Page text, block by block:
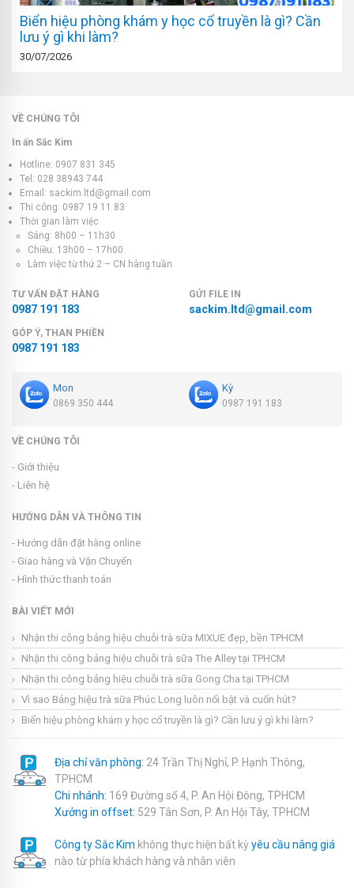
Biển hiệu phòng khám y học cổ truyền là gì? Cần
lưu ý gì khi làm?
30/07/2026
VỀ CHÚNG TÔI
In ấn Sắc Kim
Hotline: 0907 831 345
Tel: 028 38943 744
Email: sackim.ltd@gmail.com
Thi công: 0987 19 11 83
Thời gian làm việc
Sáng: 8h00 – 11h30
Chiều: 13h00 – 17h00
Làm việc từ thứ 2 – CN hàng tuần
TƯ VẤN ĐẶT HÀNG
0987 191 183
GỬI FILE IN
sackim.ltd@gmail.com
GÓP Ý, THAN PHIỀN
0987 191 183
Mon
0869 350 444
Kỳ
0987 191 183
VỀ CHÚNG TÔI
- Giới thiệu
- Liên hệ
HƯỚNG DẪN VÀ THÔNG TIN
- Hướng dẫn đặt hàng online
- Giao hàng và Vận Chuyển
- Hình thức thanh toán
BÀI VIẾT MỚI
Nhận thi công bảng hiệu chuỗi trà sữa MIXUE đẹp, bền TPHCM
Nhận thi công bảng hiệu chuỗi trà sữa The Alley tại TPHCM
Nhận thi công bảng hiệu chuỗi trà sữa Gong Cha tại TPHCM
Vì sao Bảng hiệu trà sữa Phúc Long luôn nổi bật và cuốn hút?
Biển hiệu phòng khám y học cổ truyền là gì? Cần lưu ý gì khi làm?
Địa chỉ văn phòng: 24 Trần Thị Nghỉ, P. Hạnh Thông,
TPHCM
Chi nhánh: 169 Đường số 4, P. An Hội Đông, TPHCM
Xưởng in offset: 529 Tân Sơn, P. An Hội Tây, TPHCM
Công ty Sắc Kim không thực hiện bất kỳyêu cầu nâng giá
nào từ phía khách hàng và nhân viên